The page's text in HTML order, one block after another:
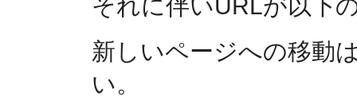
それに伴いURLが以下
新しいページへの移動
い。